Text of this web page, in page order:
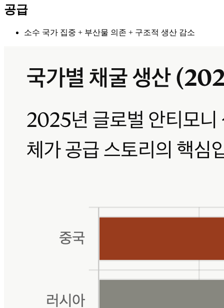
공급
소수 국가 집중 + 부산물 의존 + 구조적 생산 감소